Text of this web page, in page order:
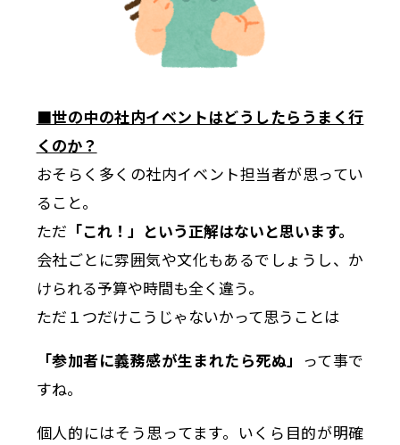
■世の中の社内イベントはどうしたらうまく行
くのか？
おそらく多くの社内イベント担当者が思ってい
ること。
ただ 「これ！」という正解はないと思います。
会社ごとに雰囲気や文化もあるでしょうし、か
けられる予算や時間も全く違う。
ただ１つだけこうじゃないかって思うことは
「参加者に義務感が生まれたら死ぬ」 って事で
すね。
個人的にはそう思ってます。いくら目的が明確